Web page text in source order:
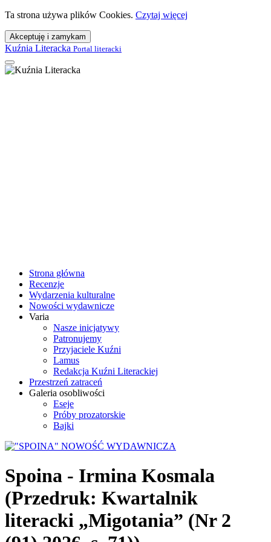
Ta strona używa plików Cookies. Czytaj więcej
Akceptuję i zamykam
Kuźnia Literacka Portal literacki
Strona główna
Recenzje
Wydarzenia kulturalne
Nowości wydawnicze
Varia
Nasze inicjatywy
Patronujemy
Przyjaciele Kuźni
Lamus
Redakcja Kuźni Literackiej
Przestrzeń zatraceń
Galeria osobliwości
Eseje
Próby prozatorskie
Bajki
Spoina - Irmina Kosmala
(Przedruk: Kwartalnik
literacki „Migotania” (Nr 2